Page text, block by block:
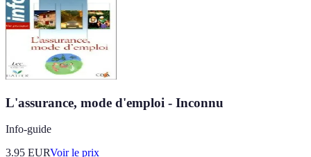
L'assurance, mode d'emploi - Inconnu
Info-guide
3.95 EURVoir le prix